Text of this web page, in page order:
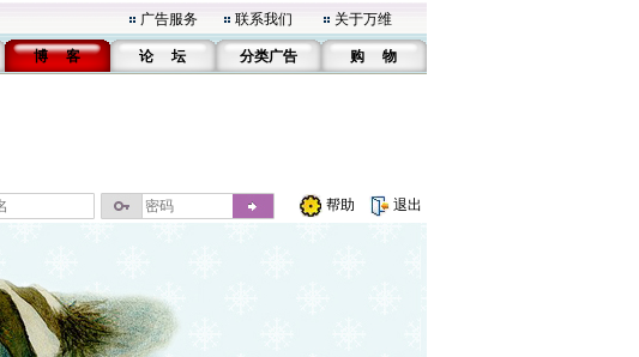
广告服务 联系我们 关于万维
博 客 论 坛 分类广告 购 物
帮助 退出